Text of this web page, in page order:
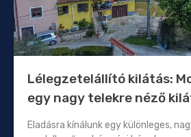
Lélegzetelállító kilátás:
egy nagy telekre néző
Eladásra kínálunk egy különleges,